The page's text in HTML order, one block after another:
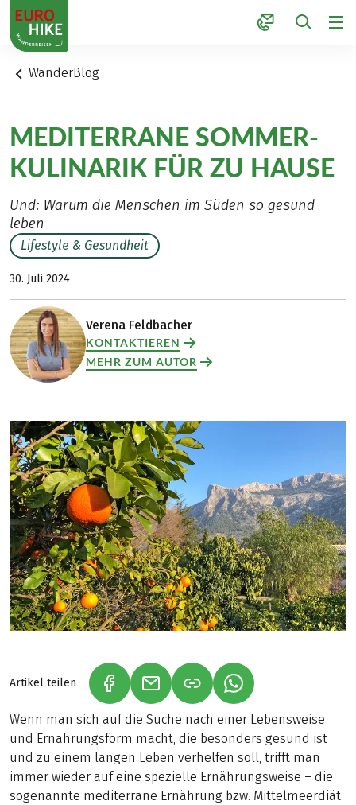
1
WanderBlog
MEDITERRANE SOMMER-
KULINARIK FÜR ZU HAUSE
Und: Warum die Menschen im Süden so gesund
leben
Lifestyle & Gesundheit
30. Juli 2024
Verena Feldbacher
KONTAKTIEREN
MEHR ZUM AUTOR
Artikel teilen (LINK ÖFFNET IN NEUEM TAB)
(LINK ÖFFNET IN NEUEM TAB)
(LINK ÖFFNET IN
Wenn man sich auf die Suche nach einer Lebensweise
und Ernährungsform macht, die besonders gesund ist
und zu einem langen Leben verhelfen soll, trifft man
immer wieder auf eine spezielle Ernährungsweise – die
sogenannte mediterrane Ernährung bzw. Mittelmeerdiät.